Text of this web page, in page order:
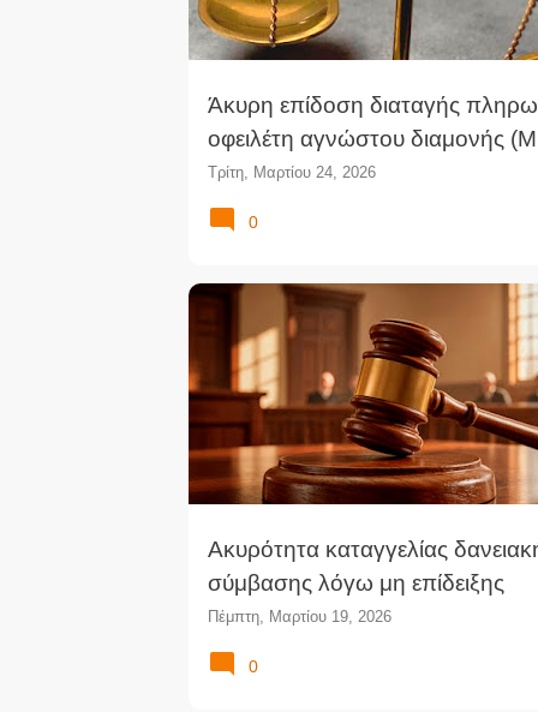
Άκυρη επίδοση διαταγής
οφειλέτη αγνώστου διαμονής
Τρίτη, Μαρτίου 24, 2026
0
Ακυρότητα καταγγελίας
σύμβασης λόγω μη επίδειξης
πληρεξουσίου - Απόρριψη
Τελεσίδικη ακύρωση της διαταγής
πληρωμής (ΤρΕφΠειρ)
Πέμπτη, Μαρτίου 19, 2026
0